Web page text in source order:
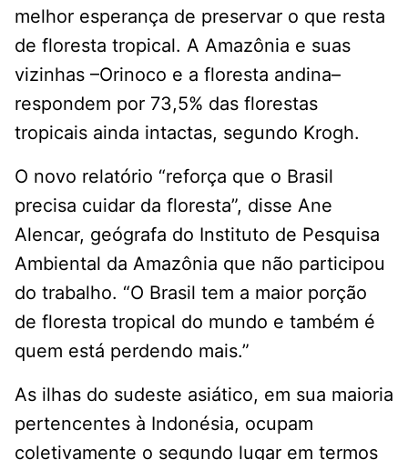
melhor esperança de preservar o que resta
de floresta tropical. A Amazônia e suas
vizinhas –Orinoco e a floresta andina–
respondem por 73,5% das florestas
tropicais ainda intactas, segundo Krogh.
O novo relatório “reforça que o Brasil
precisa cuidar da floresta”, disse Ane
Alencar, geógrafa do Instituto de Pesquisa
Ambiental da Amazônia que não participou
do trabalho. “O Brasil tem a maior porção
de floresta tropical do mundo e também é
quem está perdendo mais.”
As ilhas do sudeste asiático, em sua maioria
pertencentes à Indonésia, ocupam
coletivamente o segundo lugar em termos